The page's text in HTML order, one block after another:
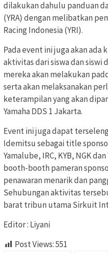
dilakukan dahulu panduan
(YRA) dengan melibatkan
Racing Indonesia (YRI).
Pada event ini juga akan ada
aktivitas dari siswa dan siswi
mereka akan melakukan
serta akan melaksanakan
keterampilan yang akan
Yamaha DDS 1 Jakarta.
Event ini juga dapat
Idemitsu sebagai title
Yamalube, IRC, KYB, NGK
booth-booth pameran
penawaran menarik dan
Sehubungan aktivitas
barat tribun utama Sirkuit
Editor : Liyani
Post Views:551